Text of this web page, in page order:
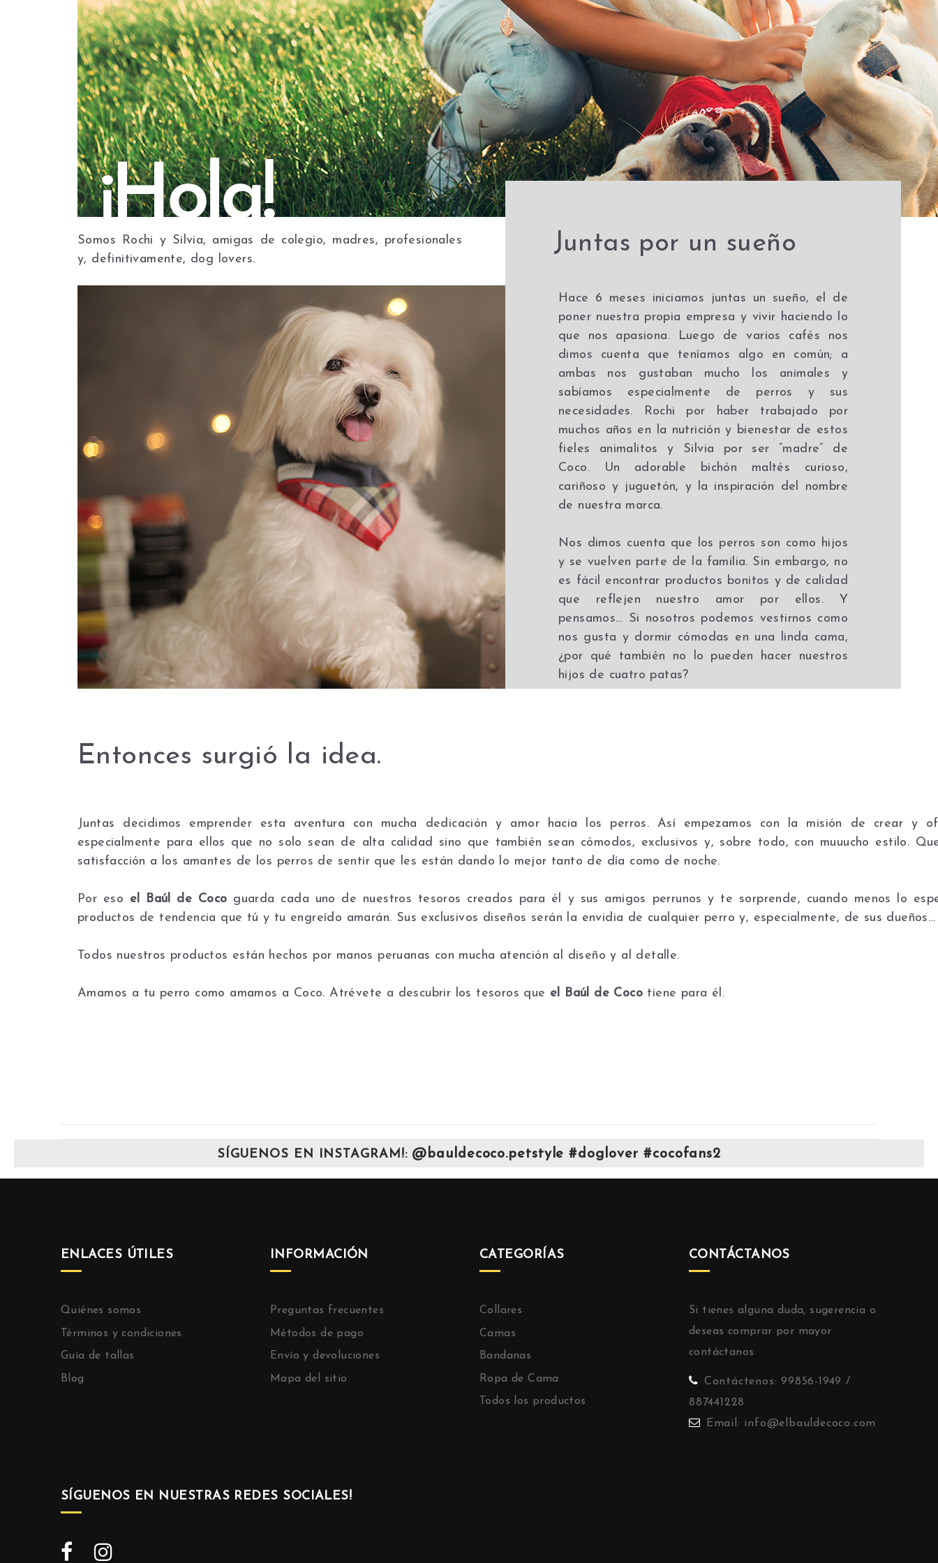
Somos Rochi y Silvia, amigas de colegio, madres, profesionales
y, definitivamente, dog lovers.
Juntas por un sueño
Hace 6 meses iniciamos juntas un sueño, el de
poner nuestra propia empresa y vivir haciendo lo
que nos apasiona. Luego de varios cafés nos
dimos cuenta que teníamos algo en común; a
ambas nos gustaban mucho los animales y
sabíamos especialmente de perros y sus
necesidades. Rochi por haber trabajado por
muchos años en la nutrición y bienestar de estos
fieles animalitos y Silvia por ser “madre” de
Coco. Un adorable bichón maltés curioso,
cariñoso y juguetón, y la inspiración del nombre
de nuestra marca.
Nos dimos cuenta que los perros son como hijos
y se vuelven parte de la familia. Sin embargo, no
es fácil encontrar productos bonitos y de calidad
que reflejen nuestro amor por ellos. Y
pensamos… Si nosotros podemos vestirnos como
nos gusta y dormir cómodas en una linda cama,
¿por qué también no lo pueden hacer nuestros
hijos de cuatro patas?
Entonces surgió la idea.
Juntas decidimos emprender esta aventura con mucha dedicación y amor hacia los perros. Así empezamos con la misión de crear y
especialmente para ellos que no solo sean de alta calidad sino que también sean cómodos, exclusivos y, sobre todo, con muuucho estilo.
satisfacción a los amantes de los perros de sentir que les están dando lo mejor tanto de día como de noche.
Por eso el Baúl de Coco guarda cada uno de nuestros tesoros creados para él y sus amigos perrunos y te sorprende, cuando menos lo
productos de tendencia que tú y tu engreído amarán. Sus exclusivos diseños serán la envidia de cualquier perro y, especialmente, de sus dueños…
Todos nuestros productos están hechos por manos peruanas con mucha atención al diseño y al detalle.
Amamos a tu perro como amamos a Coco. Atrévete a descubrir los tesoros que el Baúl de Coco tiene para él.
SÍGUENOS EN INSTAGRAM!: @bauldecoco.petstyle #doglover #cocofans2
ENLACES ÚTILES
Quiénes somos
Términos y condiciones
Guía de tallas
Blog
INFORMACIÓN
Preguntas frecuentes
Métodos de pago
Envío y devoluciones
Mapa del sitio
CATEGORÍAS
Collares
Camas
Bandanas
Ropa de Cama
Todos los productos
CONTÁCTANOS
Si tienes alguna duda, sugerencia o
deseas comprar por mayor
contáctanos
Contáctenos:99856-1949 /
887441228
Email: info@elbauldecoco.com
SÍGUENOS EN NUESTRAS REDES SOCIALES!